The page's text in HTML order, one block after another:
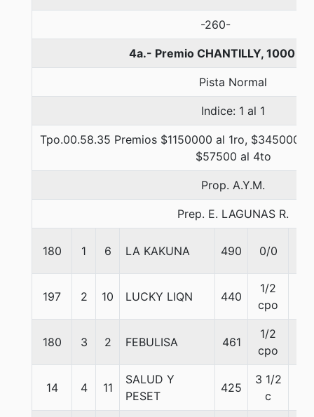
-260-
4a.- Premio CHANTILLY, 1000
Pista Normal
Indice: 1 al 1
Tpo.00.58.35 Premios $1150000 al 1ro, $345000
$57500 al 4to
Prop. A.Y.M.
Prep. E. LAGUNAS R.
180 1 6 LA KAKUNA 490 0/0
197 2 10 LUCKY LIQN 440
1/2
cpo
180 3 2 FEBULISA 461
1/2
cpo
14 4 11
SALUD Y
PESET
425
3 1/2
c